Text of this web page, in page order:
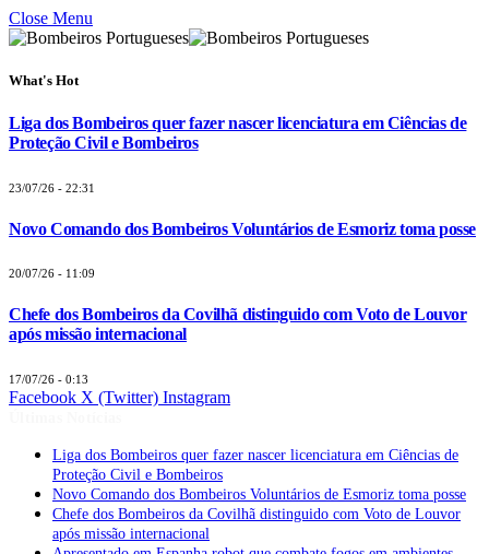
Close Menu
What's Hot
Liga dos Bombeiros quer fazer nascer licenciatura em Ciências de
Proteção Civil e Bombeiros
23/07/26 - 22:31
Novo Comando dos Bombeiros Voluntários de Esmoriz toma posse
20/07/26 - 11:09
Chefe dos Bombeiros da Covilhã distinguido com Voto de Louvor
após missão internacional
17/07/26 - 0:13
Facebook X (Twitter) Instagram
Liga dos Bombeiros quer fazer nascer licenciatura em Ciências de
Proteção Civil e Bombeiros
Novo Comando dos Bombeiros Voluntários de Esmoriz toma posse
Chefe dos Bombeiros da Covilhã distinguido com Voto de Louvor
após missão internacional